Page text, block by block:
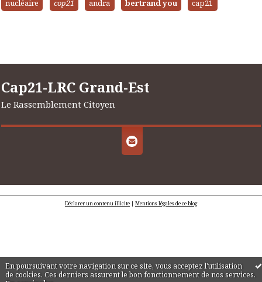
En poursuivant votre navigation sur ce site, vous acceptez l'utilisation
de cookies. Ces derniers assurent le bon fonctionnement de nos services.
nucléaire
cop21 andra bertrand you cap21
Cap21-LRC Grand-Est
Le Rassemblement Citoyen
Déclarer un contenu illicite | Mentions légales de ce blog